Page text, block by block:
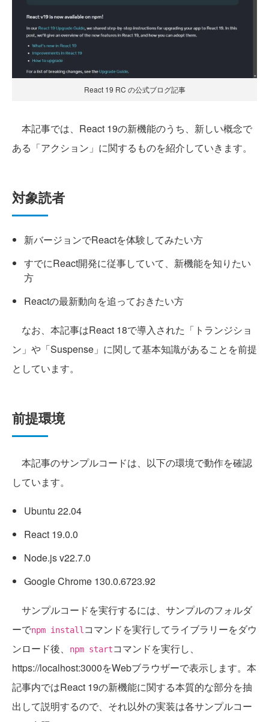
React 19 RC の公式ブログ記事
本記事では、React 19の新機能のうち、新しい概念で
ある「アクション」に関するものを紹介していきます。
対象読者
新バージョンでReactを体験してみたい方
すでにReact開発に従事していて、新機能を知りたい
方
Reactの最新動向を追っておきたい方
なお、本記事はReact 18で導入された「トランジショ
ン」や「Suspense」に関して基本知識があることを前提
としています。
前提環境
本記事のサンプルコードは、以下の環境で動作を確認
しています。
Ubuntu 22.04
React 19.0.0
Node.js v22.7.0
Google Chrome 130.0.6723.92
サンプルコードを実行するには、サンプルのフォルダ
ーでnpm install コマンドを実行してライブラリーをダウ
ンロード後、
npm startコマンドを実行し、
https://localhost:3000をWebブラウザーで表示します。本
記事内ではReact 19の新機能に関する本質的な部分を抽
出して説明するので、それ以外の実装は各サンプルコー